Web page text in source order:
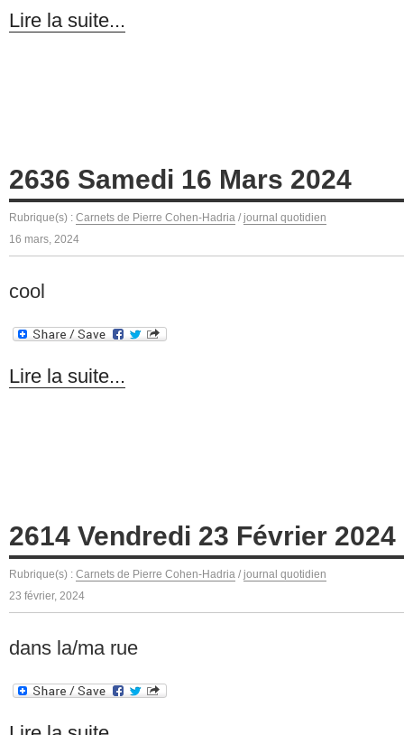
Lire la suite...
2636 Samedi 16 Mars 2024
Rubrique(s) : Carnets de Pierre Cohen-Hadria / journal quotidien
16 mars, 2024
cool
Lire la suite...
2614 Vendredi 23 Février 2024
Rubrique(s) : Carnets de Pierre Cohen-Hadria / journal quotidien
23 février, 2024
dans la/ma rue